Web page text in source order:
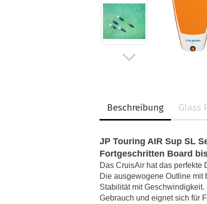
Beschreibung Glass
JP Touring AIR Sup SL
Fortgeschritten Board
Das CruisAir hat das perfekte
Die ausgewogene Outline mit
Stabilität mit
Gebrauch und eignet sich für